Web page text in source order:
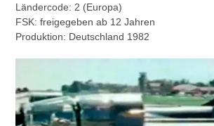
Ländercode: 2 (Europa)
FSK: freigegeben ab 12 Jahren
Produktion: Deutschland 1982